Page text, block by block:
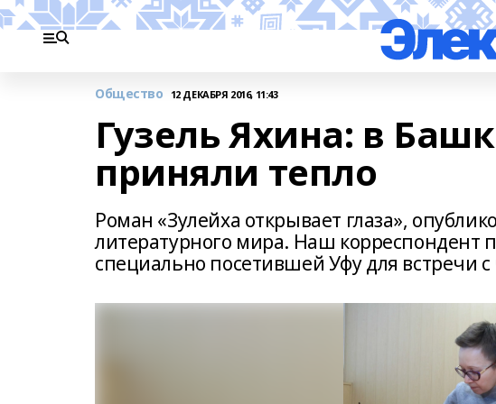
Общество 12 ДЕКАБРЯ 2016, 11:43
Гузель Яхина: в
приняли тепло
Роман «Зулейха открывает глаза»,
литературного мира. Наш корреспондент
специально посетившей Уфу для встречи